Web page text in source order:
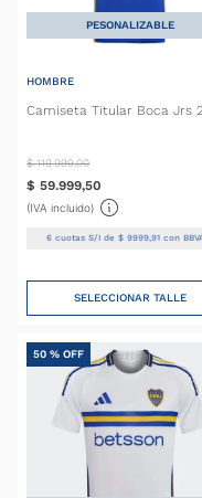
PESONALIZABLE
HOMBRE
Camiseta Titular Boca Jrs
$ 119.999,00
$ 59.999,50
(IVA incluido)
6 cuotas S/I de$ 9999 ,91 con
SELECCIONAR TALLE
50 % OFF